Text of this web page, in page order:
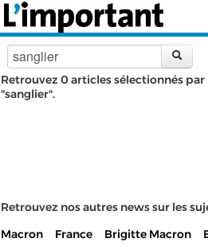
INSCRIPTION
SUR L'ÉCRAN D'ACCUEIL
ABONNEZ-VOUS À LA
Retrouvez 0 articles sélectionnés
"sanglier".
Retrouvez nos autres news sur les
Macron
France Brigitte Macron